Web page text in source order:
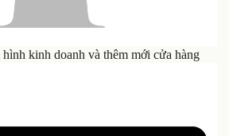
kinh doanh và thêm mới cửa hàng